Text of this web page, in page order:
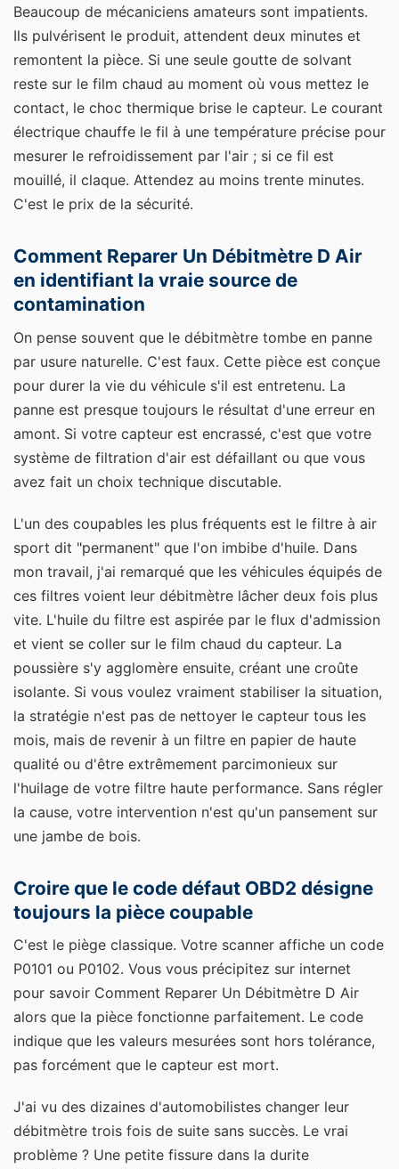
Beaucoup de mécaniciens amateurs sont impatients.
Ils pulvérisent le produit, attendent deux minutes et
remontent la pièce. Si une seule goutte de solvant
reste sur le film chaud au moment où vous mettez le
contact, le choc thermique brise le capteur. Le courant
électrique chauffe le fil à une température précise pour
mesurer le refroidissement par l'air ; si ce fil est
mouillé, il claque. Attendez au moins trente minutes.
C'est le prix de la sécurité.
Comment Reparer Un Débitmètre D Air
en identifiant la vraie source de
contamination
On pense souvent que le débitmètre tombe en panne
par usure naturelle. C'est faux. Cette pièce est conçue
pour durer la vie du véhicule s'il est entretenu. La
panne est presque toujours le résultat d'une erreur en
amont. Si votre capteur est encrassé, c'est que votre
système de filtration d'air est défaillant ou que vous
avez fait un choix technique discutable.
L'un des coupables les plus fréquents est le filtre à air
sport dit "permanent" que l'on imbibe d'huile. Dans
mon travail, j'ai remarqué que les véhicules équipés de
ces filtres voient leur débitmètre lâcher deux fois plus
vite. L'huile du filtre est aspirée par le flux d'admission
et vient se coller sur le film chaud du capteur. La
poussière s'y agglomère ensuite, créant une croûte
isolante. Si vous voulez vraiment stabiliser la situation,
la stratégie n'est pas de nettoyer le capteur tous les
mois, mais de revenir à un filtre en papier de haute
qualité ou d'être extrêmement parcimonieux sur
l'huilage de votre filtre haute performance. Sans régler
la cause, votre intervention n'est qu'un pansement sur
une jambe de bois.
Croire que le code défaut OBD2 désigne
toujours la pièce coupable
C'est le piège classique. Votre scanner affiche un code
P0101 ou P0102. Vous vous précipitez sur internet
pour savoir Comment Reparer Un Débitmètre D Air
alors que la pièce fonctionne parfaitement. Le code
indique que les valeurs mesurées sont hors tolérance,
pas forcément que le capteur est mort.
J'ai vu des dizaines d'automobilistes changer leur
débitmètre trois fois de suite sans succès. Le vrai
problème ? Une petite fissure dans la durite